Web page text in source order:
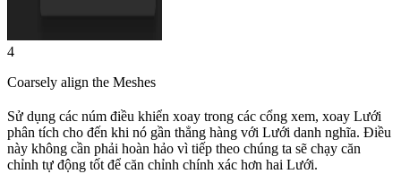
4
Coarsely align the Meshes
Sử dụng các núm điều khiển xoay trong các cổng xem, xoay Lưới
phân tích cho đến khi nó gần thẳng hàng với Lưới danh nghĩa. Điều
này không cần phải hoàn hảo vì tiếp theo chúng ta sẽ chạy căn
chỉnh tự động tốt để căn chỉnh chính xác hơn hai Lưới.